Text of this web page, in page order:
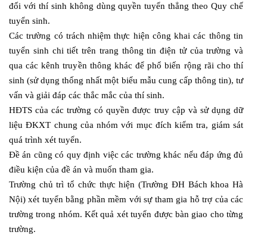
đối với thí sinh không dùng quyền tuyển thẳng theo Quy chế
tuyển sinh.
Các trường có trách nhiệm thực hiện công khai các thông tin
tuyển sinh chi tiết trên trang thông tin điện tử của trường và
qua các kênh truyền thông khác để phổ biến rộng rãi cho thí
sinh (sử dụng thống nhất một biểu mẫu cung cấp thông tin), tư
vấn và giải đáp các thắc mắc của thí sinh.
HĐTS của các trường có quyền được truy cập và sử dụng dữ
liệu ĐKXT chung của nhóm với mục đích kiểm tra, giám sát
quá trình xét tuyển.
Đề án cũng có quy định việc các trường khác nếu đáp ứng đủ
điều kiện của đề án và muốn tham gia.
Trường chủ trì tổ chức thực hiện (Trường ĐH Bách khoa Hà
Nội) xét tuyển bằng phần mềm với sự tham gia hỗ trợ của các
trường trong nhóm. Kết quả xét tuyển được bàn giao cho từng
trường.